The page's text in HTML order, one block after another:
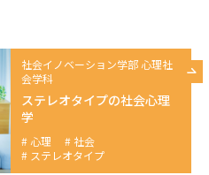
社会イノベーション学部 心理社
会学科
ステレオタイプの社会心理
学
心理
社会
ステレオタイプ